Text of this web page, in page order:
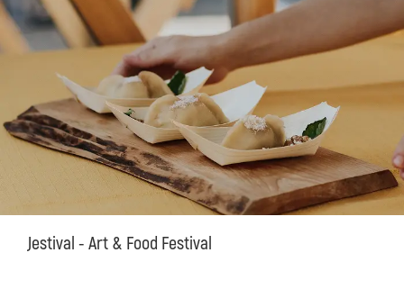
Jestival - Art & Food Festival